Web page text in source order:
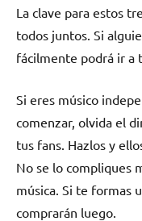
La clave para estos
todos juntos. Si
fácilmente podrá ir a
Si eres músico
comenzar, olvida el
tus fans. Hazlos y
No se lo compliques
música. Si te formas
comprarán luego.